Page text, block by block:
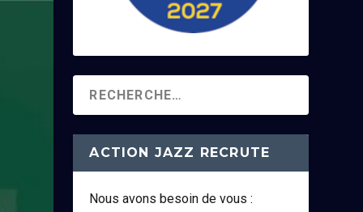
ACTION JAZZ RECRUTE
Nous avons besoin de vous :